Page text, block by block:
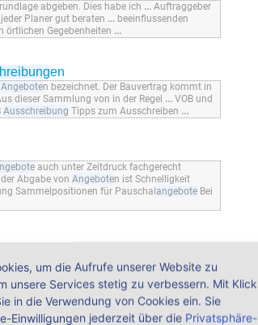
abgeben. Dies habe ich ... Auftraggeber
Planer gut beraten ... beeinflussenden
örtlichen Gegebenheiten ...
en
Angeboten bezeichnet. Der Bauvertrag kommt in
dieser Sammlung von in der Regel ... VOB und
Ausschreibung Tipps zum Ausschreiben ...
auch unter Zeitdruck fachgerecht
der Abgabe von Angeboten ist Schnelligkeit
Sammelpositionen für Pauschal angebote Bei
Fachtagungen und Kongressen. WEKA ...
für Hochbau, Tiefbau und Gebäudetechnik
, Kalkulation und anderen bauspezifischen
um die Aufrufe unserer Website zu
unsere Services stetig zu verbessern. Mit Klick
in die Verwendung von Cookies ein. Sie
Einwilligungen jederzeit über die Privatsphäre-